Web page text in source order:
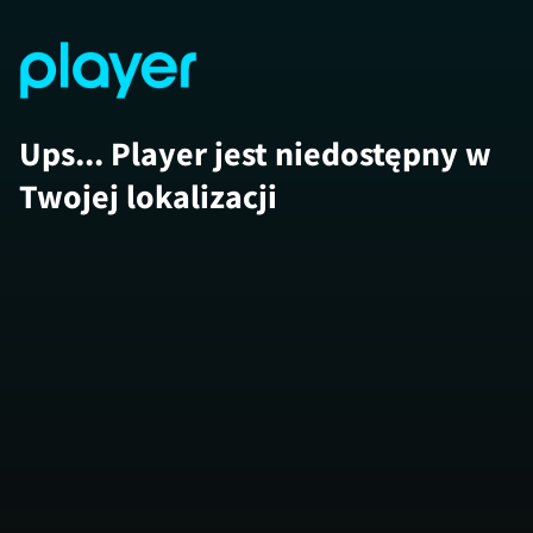
Ups... Player jest niedostępny w
Twojej lokalizacji